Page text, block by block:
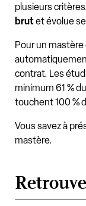
plusieurs
brutet évolue
Pour un mastère
contrat. Les
minimum 61 %
touchent 100 %
Vous savez à
mastère.